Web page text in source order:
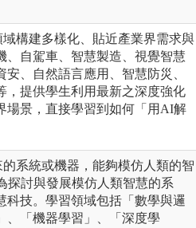
構建多樣化、貼近產業界需求與
、自駕車、智慧製造、視覺智慧
、自然語言應用、智慧防災、
，提供學生利用最新之深度強化
場景，直接學習到如何「用AI解
系統或機器，能夠模仿人類的智
探討與發展模仿人類智慧的系
科技。學習領域包括「數學與邏
、「機器學習」、「深度學